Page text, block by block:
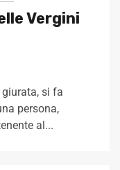
Vergini
giurata, si fa
persona,
al...